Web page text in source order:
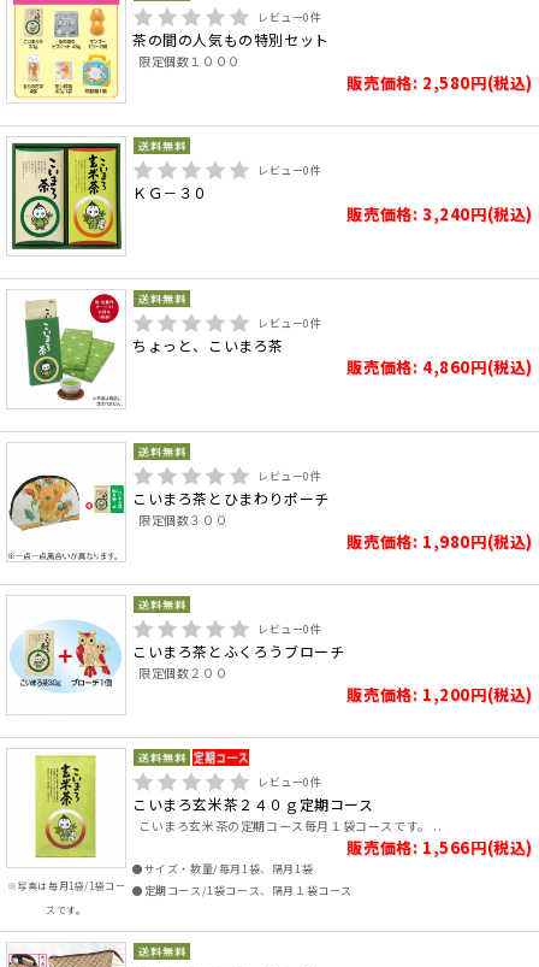
レビュー0件
茶の間の人気もの特別セット
限定個数１０００
販売価格: 2,580円(税込)
レビュー0件
ＫＧ－３０
販売価格: 3,240円(税込)
レビュー0件
ちょっと、こいまろ茶
販売価格: 4,860円(税込)
レビュー0件
こいまろ茶とひまわりポーチ
限定個数３００
販売価格: 1,980円(税込)
レビュー0件
こいまろ茶とふくろうブローチ
限定個数２００
販売価格: 1,200円(税込)
※写真は毎月1袋/1袋コー
スです。
レビュー0件
こいまろ玄米茶２４０ｇ定期コース
こいまろ玄米茶の定期コース毎月１袋コースです。 ..
販売価格: 1,566円(税込)
●サイズ・数量/毎月1袋、隔月1袋
●定期コース/1袋コース、隔月１袋コース